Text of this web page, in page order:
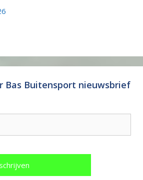
Bas Buitensport nieuwsbrief